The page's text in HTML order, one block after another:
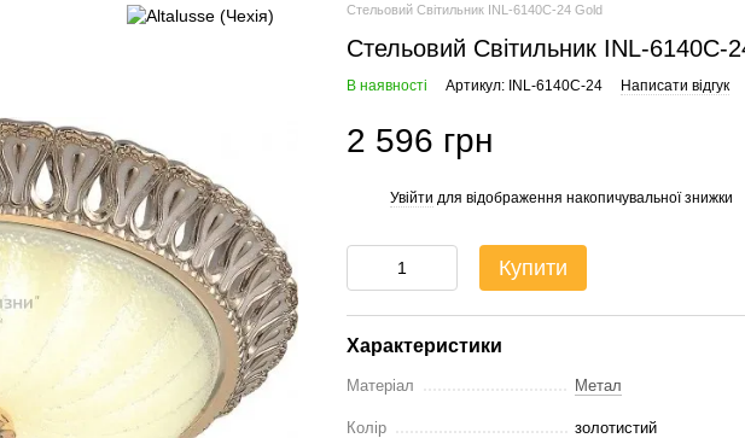
Стельовий Світильник INL-6140C-24 Gold
Стельовий Світильник INL-6140C-
В наявності Артикул: INL-6140C-24 Написати відгук
2 596 грн
Увійти для відображення накопичувальної знижки
Купити
Характеристики
Матеріал Метал
Колір золотистий